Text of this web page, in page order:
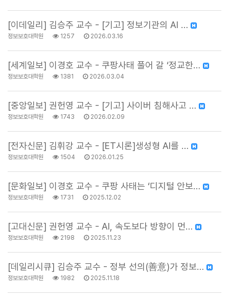
[이데일리] 김승주 교수 - [기고] 정보기관의 AI …
정보보호대학원 1257 2026.03.16
[세계일보] 이경호 교수 - 쿠팡사태 풀어 갈 ‘정교한…
정보보호대학원 1381 2026.03.04
[중앙일보] 권헌영 교수 - [기고] 사이버 침해사고 …
정보보호대학원 1743 2026.02.09
[전자신문] 김휘강 교수 - [ET시론]생성형 AI를 …
정보보호대학원 1504 2026.01.25
[문화일보] 이경호 교수 - 쿠팡 사태는 ‘디지털 안보…
정보보호대학원 1731 2025.12.02
[고대신문] 권헌영 교수 - AI, 속도보다 방향이 먼…
정보보호대학원 2198 2025.11.23
[데일리시큐] 김승주 교수 - 정부 선의(善意)가 정보…
정보보호대학원 1982 2025.11.18